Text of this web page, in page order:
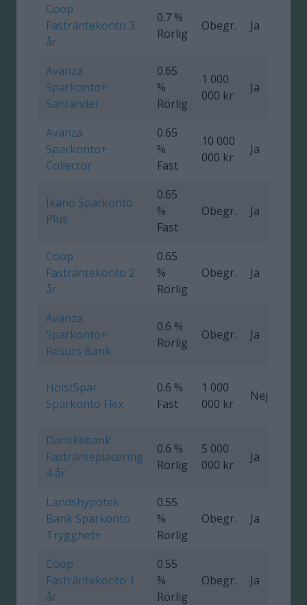
Coop
Fasträntekonto 3
år
0.7 %
Rörlig
Obegr. Ja
Avanza
Sparkonto+
Santander
0.65
%
Rörlig
1 000
000 kr
Ja
Avanza
Sparkonto+
Collector
0.65
%
Fast
10 000
000 kr
Ja
Ikano Sparkonto
Plus
0.65
%
Fast
Obegr. Ja
Coop
Fasträntekonto 2
år
0.65
%
Rörlig
Obegr. Ja
Avanza
Sparkonto+
Resurs Bank
0.6 %
Rörlig
Obegr. Ja
HoistSpar
Sparkonto Flex
0.6 %
Fast
1 000
000 kr
Nej
Danskebank
Fastränteplacering
4 år
0.6 %
Rörlig
5 000
000 kr
Ja
Landshypotek
Bank Sparkonto
Trygghet+
0.55
%
Rörlig
Obegr. Ja
Coop
Fasträntekonto 1
år
0.55
%
Rörlig
Obegr. Ja